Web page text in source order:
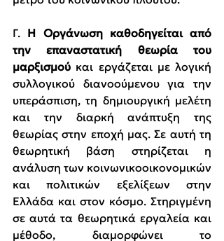
Γ. Η Οργάνωση καθοδηγείται από
την επαναστατική θεωρία του
μαρξισμού και εργάζεται με λογική
συλλογικού διανοούμενου για την
υπεράσπιση, τη δημιουργική μελέτη
και την διαρκή ανάπτυξη της
θεωρίας στην εποχή μας. Σε αυτή τη
θεωρητική βάση στηρίζεται η
ανάλυση των κοινωνικοοικονομικών
και πολιτικών εξελίξεων στην
Ελλάδα και στον κόσμο. Στηριγμένη
σε αυτά τα θεωρητικά εργαλεία και
μέθοδο, διαμορφώνει το